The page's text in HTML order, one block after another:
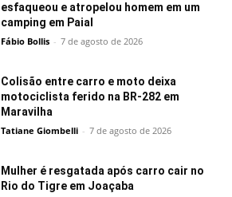
esfaqueou e atropelou homem em um
camping em Paial
Fábio Bollis - 7 de agosto de 2026
Colisão entre carro e moto deixa
motociclista ferido na BR-282 em
Maravilha
Tatiane Giombelli - 7 de agosto de 2026
Mulher é resgatada após carro cair no
Rio do Tigre em Joaçaba